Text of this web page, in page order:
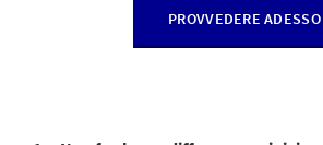
PROVVEDERE ADESSO